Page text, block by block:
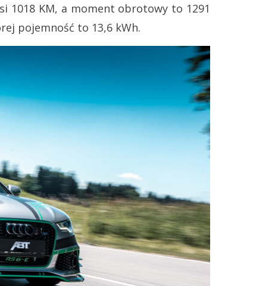
1018 KM, a moment obrotowy to 1291
pojemność to 13,6 kWh.